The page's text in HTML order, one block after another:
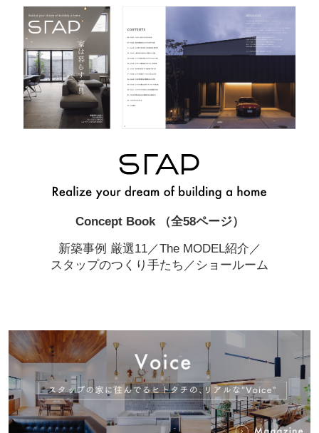
Concept Book （全58ページ）
新築事例 厳選11／The MODEL紹介／
スタップのつくり手たち／ショールーム